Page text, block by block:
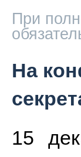
При
На
15